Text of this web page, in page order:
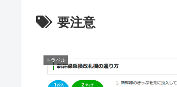
要注意
トラベル